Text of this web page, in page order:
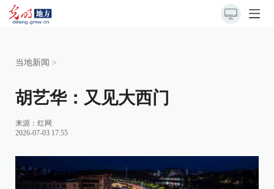
当地新闻 >
胡艺华：又见大西门
来源： 红网
2026-07-03 17:55